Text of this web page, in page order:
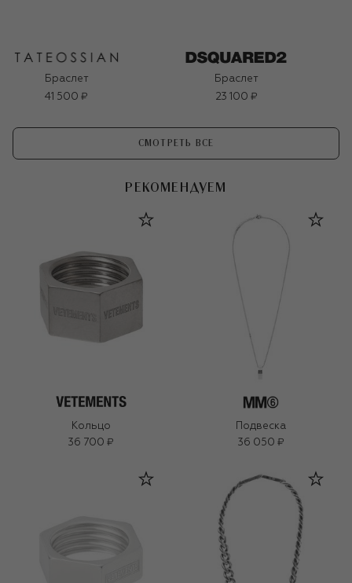
Браслет
41 500 ₽
Браслет
23 100 ₽
СМОТРЕТЬ ВСЕ
РЕКОМЕНДУЕМ
Кольцо
36 700 ₽
Подвеска
36 050 ₽